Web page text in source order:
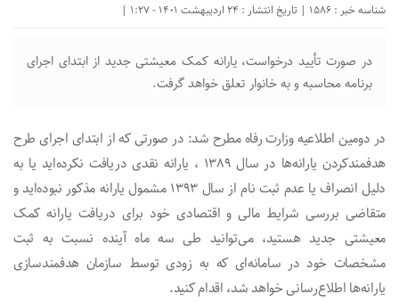
شناسه خبر : 1586 | تاریخ انتشار : 24 اردیبهشت 1401 - 1:27 |
در صورت تأیید درخواست، یارانه کمک معیشتی جدید از ابتدای اجرای
برنامه محاسبه و به خانوار تعلق خواهد گرفت.
در دومین اطلاعیه وزارت رفاه مطرح شد: در صورتی که از ابتدای اجرای طرح
هدفمندکردن یارانه‌ها در سال ۱۳۸۹ ، یارانه نقدی دریافت نکرده‌اید یا به
دلیل انصراف یا عدم ثبت نام از سال ۱۳۹۳ مشمول یارانه مذکور نبوده‌اید و
متقاضی بررسی شرایط مالی و اقتصادی خود برای دریافت یارانه کمک
معیشتی جدید هستید، می‌توانید طی سه ماه آینده نسبت به ثبت
مشخصات خود در سامانه‌ای که به زودی توسط سازمان هدفمندسازی
یارانه‌ها اطلاع‌رسانی خواهد شد، اقدام کنید.